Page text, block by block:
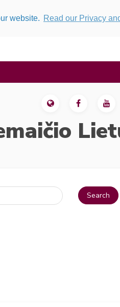
website. Read our Privacy
Search